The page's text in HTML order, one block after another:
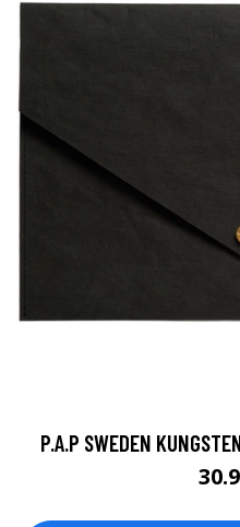
P.A.P SWEDEN